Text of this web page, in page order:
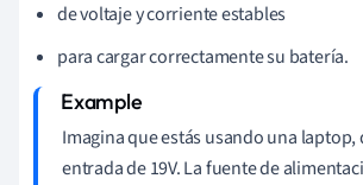
de voltaje y corriente estables
para cargar correctamente su batería.
Imagina que estás usando una laptop,
entrada de 19V. La fuente de